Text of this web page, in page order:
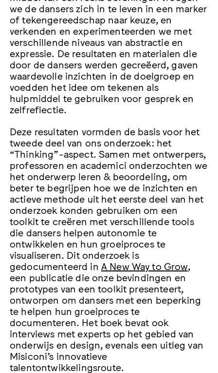
we de dansers zich in te leven in een marker
of tekengereedschap naar keuze, en
verkenden en experimenteerden we met
verschillende niveaus van abstractie en
expressie. De resultaten en materialen die
door de dansers werden gecreëerd, gaven
waardevolle inzichten in de doelgroep en
voedden het idee om tekenen als
hulpmiddel te gebruiken voor gesprek en
zelfreflectie.
Deze resultaten vormden de basis voor het
tweede deel van ons onderzoek: het
“Thinking”-aspect. Samen met ontwerpers,
professoren en academici onderzochten we
het onderwerp leren & beoordeling, om
beter te begrijpen hoe we de inzichten en
actieve methode uit het eerste deel van het
onderzoek konden gebruiken om een
toolkit te creëren met verschillende tools
die dansers helpen autonomie te
ontwikkelen en hun groeiproces te
visualiseren. Dit onderzoek is
gedocumenteerd in A New Way to Grow,
een publicatie die onze bevindingen en
prototypes van een toolkit presenteert,
ontworpen om dansers met een beperking
te helpen hun groeiproces te
documenteren. Het boek bevat ook
interviews met experts op het gebied van
onderwijs en design, evenals een uitleg van
Misiconi’s innovatieve
talentontwikkelingsroute.